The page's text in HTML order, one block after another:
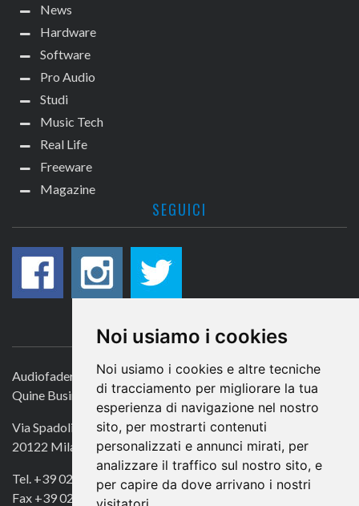
Noi usiamo i cookies
Noi usiamo i cookies e altre tecniche
di tracciamento per migliorare la tua
esperienza di navigazione nel nostro
sito, per mostrarti contenuti
personalizzati e annunci mirati, per
analizzare il traffico sul nostro sito, e
per capire da dove arrivano i nostri
News
Hardware
Software
Pro Audio
Studi
Music Tech
Real Life
Freeware
Magazine
SEGUICI
CONTATTACI
Audiofader.com
Quine Business Publisher
Via Spadolini 7
20122 Milano
Tel. +39 02 49756990
Fax +39 02 72016740